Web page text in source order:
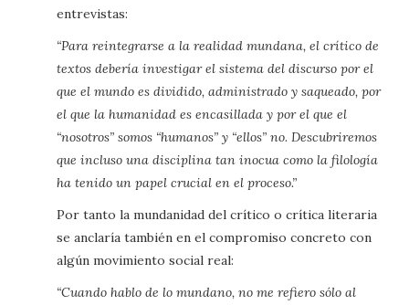
entrevistas:
“Para reintegrarse a la realidad mundana, el crítico de
textos debería investigar el sistema del discurso por el
que el mundo es dividido, administrado y saqueado, por
el que la humanidad es encasillada y por el que el
“nosotros” somos “humanos” y “ellos” no. Descubriremos
que incluso una disciplina tan inocua como la filología
ha tenido un papel crucial en el proceso.”
Por tanto la mundanidad del crítico o crítica literaria
se anclaría también en el compromiso concreto con
algún movimiento social real:
“Cuando hablo de lo mundano, no me refiero sólo al